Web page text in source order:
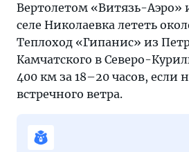
Вертолетом «Витязь-Аэро»
селе Николаевка лететь
Теплоход «Гипанис» из
Камчатского в Северо-
400 км за 18–20 часов, если
встречного ветра.